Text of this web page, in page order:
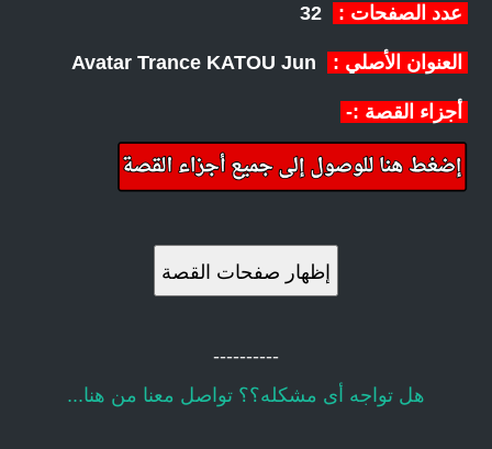
عدد الصفحات :
العنوان الأصلي :
أجزاء القصة :-
إظهار صفحات القصة
----------
هل تواجه أى مشكله؟؟ تواصل معنا من هنا...